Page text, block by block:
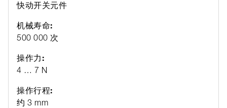
快动开关元件
机械寿命:
500 000 次
操作力:
4 … 7 N
操作行程:
约 3 mm